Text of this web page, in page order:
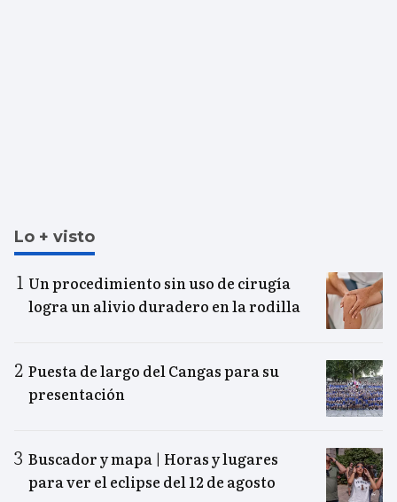
Lo + visto
Un procedimiento sin uso de cirugía
logra un alivio duradero en la rodilla
Puesta de largo del Cangas para su
presentación
Buscador y mapa | Horas y lugares
para ver el eclipse del 12 de agosto